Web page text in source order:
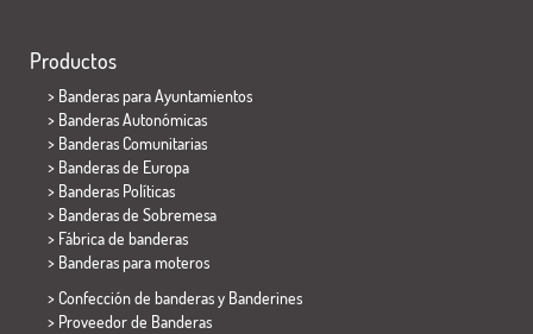
Productos
> Banderas para Ayuntamientos
> Banderas Autonómicas
> Banderas Comunitarias
> Banderas de Europa
> Banderas Políticas
> Banderas de Sobremesa
> Fábrica de banderas
> Banderas para moteros
> Confección de banderas y Banderines
> Proveedor de Banderas